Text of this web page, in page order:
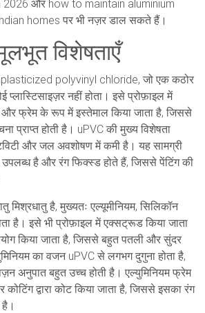
और how to maintain aluminium
homes पर भी नज़र डाल सकते हैं।
विशेषताएँ
polyvinyl chloride, जो एक कठोर
प्लास्टिसाइज़र नहीं होता। इसे प्रोफ़ाइल में
फ्रेम के रूप में इस्तेमाल किया जाता है, जिससे
प्राप्त होती है। uPVC की मुख्य विशेषता
और जल अवशोषण में कमी है। यह सामग्री
उपलब्ध है और रंग फिक्स्ड होते हैं, जिससे पेंटिंग की
मिश्रधातु है, मुख्यतः एल्यूमीनियम, सिलिकॉन
है। इसे भी प्रोफ़ाइल में एक्सट्रूड किया जाता
किया जाता है, जिससे बहुत पतली और सुंदर
का वजन uPVC से लगभग दुगुना होता है,
अनुपात बहुत उच्च होती है। एल्युमिनियम फ्रेम
कोटिंग द्वारा कोट किया जाता है, जिससे इसका रंग